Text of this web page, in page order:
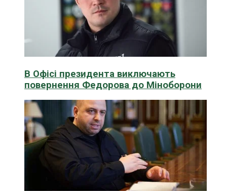
В Офісі президента виключають
повернення Федорова до Міноборони